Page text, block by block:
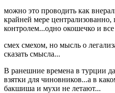
можно это проводить как
крайней мере централизованно,
контролем...одно окошечко и все
смех смехом, но мысль о
сказать смысла...
В ранешние времена в турции
взятки для чиновников...а в
бакшиша и мухи не летают...